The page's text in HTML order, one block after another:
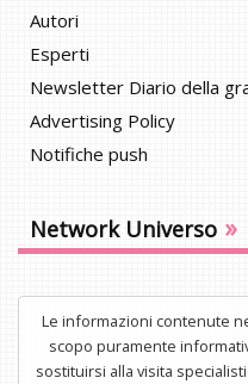
Autori
Esperti
Newsletter Diario della
Advertising Policy
Notifiche push
Network Universo »
Le informazioni contenute
scopo puramente
sostituirsi alla visita